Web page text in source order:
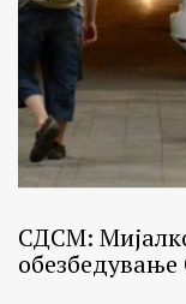
СДСМ:
обезбедување